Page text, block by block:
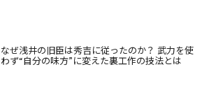
なぜ浅井の旧臣は秀吉に従ったのか？ 武力を使
わず“自分の味方”に変えた裏工作の技法とは